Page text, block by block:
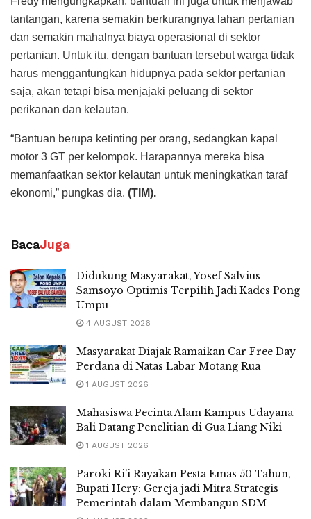
tantangan, karena semakin berkurangnya lahan pertanian
dan semakin mahalnya biaya operasional di sektor
pertanian. Untuk itu, dengan bantuan tersebut warga tidak
harus menggantungkan hidupnya pada sektor pertanian
saja, akan tetapi bisa menjajaki peluang di sektor
perikanan dan kelautan.
“Bantuan berupa ketinting per orang, sedangkan kapal
motor 3 GT per kelompok. Harapannya mereka bisa
memanfaatkan sektor kelautan untuk meningkatkan taraf
ekonomi,” pungkas dia. (TIM).
BacaJuga
Didukung Masyarakat, Yosef Salvius
Samsoyo Optimis Terpilih Jadi Kades Pong
Umpu
4 AUGUST 2026
Masyarakat Diajak Ramaikan Car Free Day
Perdana di Natas Labar Motang Rua
1 AUGUST 2026
Mahasiswa Pecinta Alam Kampus Udayana
Bali Datang Penelitian di Gua Liang Niki
1 AUGUST 2026
Paroki Ri’i Rayakan Pesta Emas 50 Tahun,
Bupati Hery: Gereja jadi Mitra Strategis
Pemerintah dalam Membangun SDM